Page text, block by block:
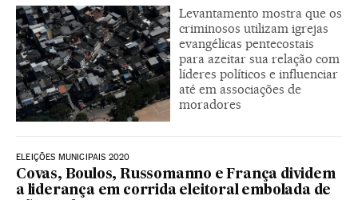
Levantamento mostra que os
criminosos utilizam igrejas
evangélicas pentecostais
para azeitar sua relação com
líderes políticos e influenciar
até em associações de
moradores
ELEIÇÕES MUNICIPAIS 2020
Covas, Boulos, Russomanno e França dividem
a liderança em corrida eleitoral embolada de